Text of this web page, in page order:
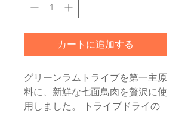
カートに追加する
グリーンラムトライプを第一主原
料に、新鮮な七面鳥肉を贅沢に使
用しました。 トライプドライの